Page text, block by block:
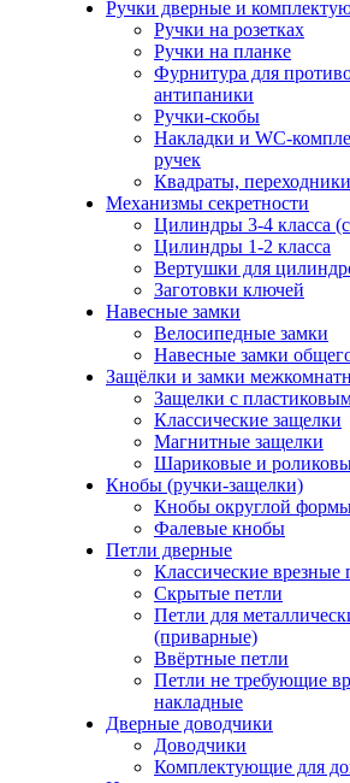
Ручки дверные и
Ручки на розетках
Ручки на планке
Фурнитура для
антипаники
Ручки-скобы
Накладки и WC-
ручек
Квадраты,
Механизмы секретности
Цилиндры 3-4 класса
Цилиндры 1-2 класса
Вертушки для
Заготовки ключей
Навесные замки
Велосипедные замки
Навесные замки
Защёлки и замки
Защелки с
Классические защелки
Магнитные защелки
Шариковые и
Кнобы (ручки-защелки)
Кнобы округлой
Фалевые кнобы
Петли дверные
Классические врезные
Скрытые петли
Петли для
(приварные)
Ввёртные петли
Петли не требующие
накладные
Дверные доводчики
Доводчики
Комплектующие для